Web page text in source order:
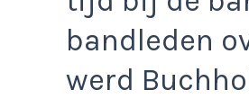
bandleden
werd